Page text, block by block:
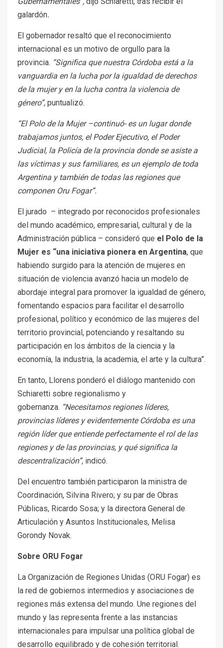
galardón.
El gobernador resaltó que el reconocimiento
internacional es un motivo de orgullo para la
provincia. “Significa que nuestra Córdoba está a la
vanguardia en la lucha por la igualdad de derechos
de la mujer y en la lucha contra la violencia de
género”, puntualizó.
“El Polo de la Mujer –continuó- es un lugar donde
trabajamos juntos, el Poder Ejecutivo, el Poder
Judicial, la Policía de la provincia donde se asiste a
las víctimas y sus familiares, es un ejemplo de toda
Argentina y también de todas las regiones que
componen Oru Fogar”.
El jurado – integrado por reconocidos profesionales
del mundo académico, empresarial, cultural y de la
Administración pública – consideró que el Polo de la
Mujer es “una iniciativa pionera en Argentina, que
habiendo surgido para la atención de mujeres en
situación de violencia avanzó hacia un modelo de
abordaje integral para promover la igualdad de género,
fomentando espacios para facilitar el desarrollo
profesional, político y económico de las mujeres del
territorio provincial, potenciando y resaltando su
participación en los ámbitos de la ciencia y la
economía, la industria, la academia, el arte y la cultura”.
En tanto, Llorens ponderó el diálogo mantenido con
Schiaretti sobre regionalismo y
gobernanza. “Necesitamos regiones líderes,
provincias líderes y evidentemente Córdoba es una
región líder que entiende perfectamente el rol de las
regiones y de las provincias, y qué significa la
descentralización”, indicó.
Del encuentro también participaron la ministra de
Coordinación, Silvina Rivero; y su par de Obras
Públicas, Ricardo Sosa; y la directora General de
Articulación y Asuntos Institucionales, Melisa
Gorondy Novak.
Sobre ORU Fogar
La Organización de Regiones Unidas (ORU Fogar) es
la red de gobiernos intermedios y asociaciones de
regiones más extensa del mundo. Une regiones del
mundo y las representa frente a las instancias
internacionales para impulsar una política global de
desarrollo equilibrado y de cohesión territorial.